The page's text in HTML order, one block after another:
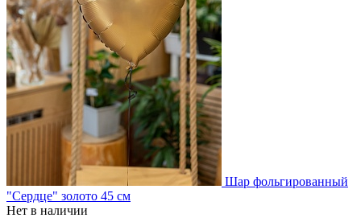
Шар фольгированный
"Сердце" золото 45 см
Нет в наличии